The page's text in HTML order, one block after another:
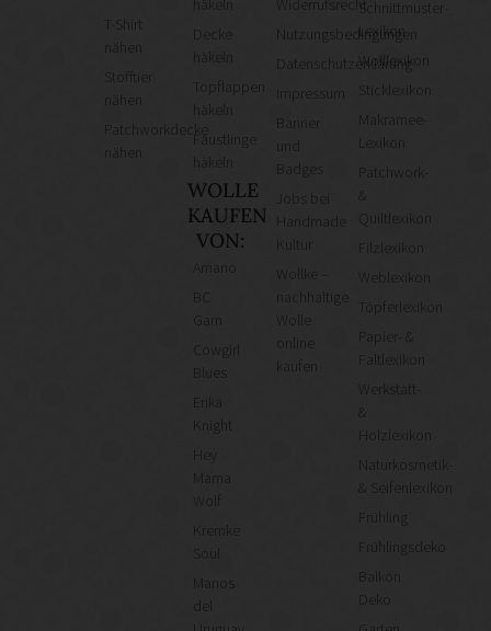
T-Shirt
Stofftier
Patchworkdecke
häkeln
häkeln
Topflappen
häkeln
Fäustlinge
häkeln
WOLLE
KAUFEN
VON:
Cowgirl
Knight
Mama
Wolf
Kremke
Manos
Widerrufsrecht
Nutzungsbedingungen
Datenschutzerklärung
Kultur
Wollke –
nachhaltige
kaufen
Schnittmuster-
Lexikon
Wolllexikon
Sticklexikon
Makramee-
Lexikon
Patchwork-
&
Quiltlexikon
Weblexikon
Töpferlexikon
Papier- &
Faltlexikon
Werkstatt-
&
Holzlexikon
Naturkosmetik-
& Seifenlexikon
Frühling
Frühlingsdeko
Balkon
Deko